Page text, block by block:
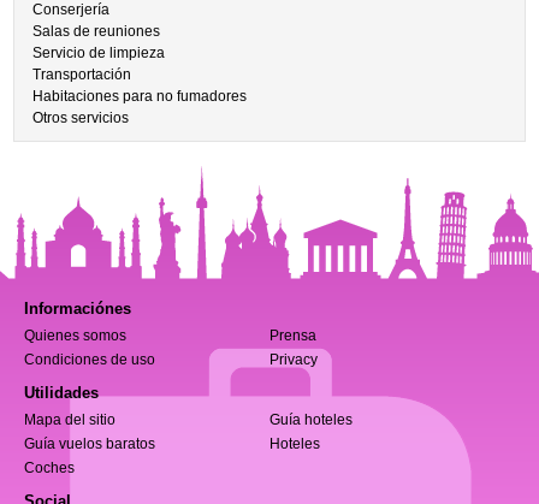
Conserjería
Salas de reuniones
Servicio de limpieza
Transportación
Habitaciones para no fumadores
Otros servicios
Informaciónes
Quienes somos
Prensa
Condiciones de uso
Privacy
Utilidades
Mapa del sitio
Guía hoteles
Guía vuelos baratos
Hoteles
Coches